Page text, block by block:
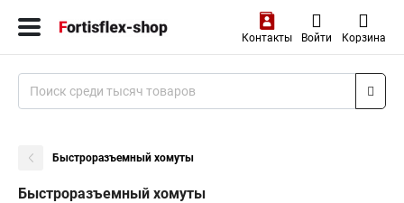
Контакты Войти Корзина
Быстроразъемный хомуты
Быстроразъемный хомуты